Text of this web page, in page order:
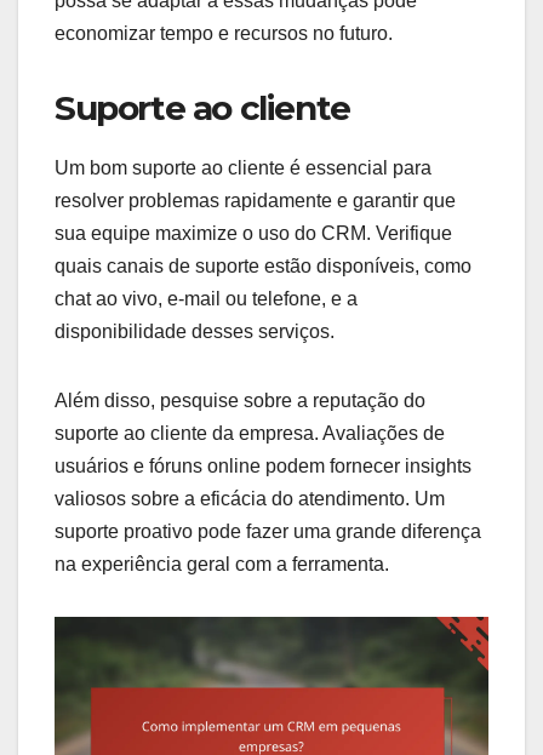
economizar tempo e recursos no futuro.
Suporte ao cliente
Um bom suporte ao cliente é essencial para
resolver problemas rapidamente e garantir que
sua equipe maximize o uso do CRM. Verifique
quais canais de suporte estão disponíveis, como
chat ao vivo, e-mail ou telefone, e a
disponibilidade desses serviços.
Além disso, pesquise sobre a reputação do
suporte ao cliente da empresa. Avaliações de
usuários e fóruns online podem fornecer insights
valiosos sobre a eficácia do atendimento. Um
suporte proativo pode fazer uma grande diferença
na experiência geral com a ferramenta.